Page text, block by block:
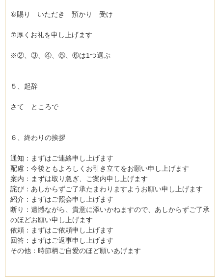
⑥賜り いただき 預かり 受け
⑦厚くお礼を申し上げます
※②、③、④、⑤、⑥は1つ選ぶ
５、起辞
さて ところで
６、終わりの挨拶
通知：まずはご連絡申し上げます
配慮：今後ともよろしくお引き立てをお願い申し上げます
案内：まずは取り急ぎ、ご案内申し上げます
詫び：あしからずご了承たまわりますようお願い申し上げます
紹介：まずはご照会申し上げます
断り：遺憾ながら、貴意に添いかねますので、あしからずご了承
のほどお願い申し上げます
依頼：まずはご依頼申し上げます
回答：まずはご返事申し上げます
その他：時節柄ご自愛のほど願いあげます